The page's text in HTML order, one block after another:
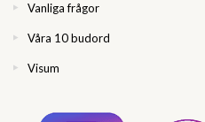
Vanliga frågor
Våra 10 budord
Visum